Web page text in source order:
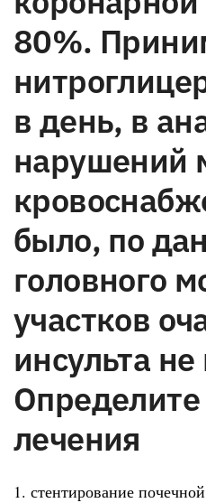
80%.
в день, в
нарушений
было, по
головного
участков
инсульта
Определите
лечения
1. стентирование